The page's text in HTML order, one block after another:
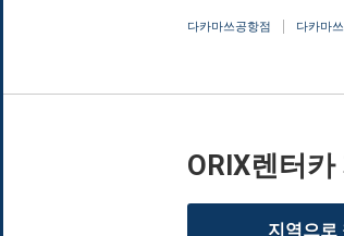
다카마쓰공항점 다카마
ORIX렌터카
지역으로